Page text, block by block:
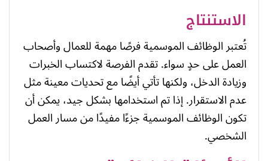
الاستنتاج
تُعتبر الوظائف الموسمية فرصًا مهمة للعمال وأصحاب
العمل على حدٍ سواء. تقدم الفرصة لاكتساب الخبرات
وزيادة الدخل، ولكنها تأتي أيضًا مع تحديات معينة مثل
عدم الاستقرار. إذا تم استخدامها بشكل جيد، يمكن أن
تكون الوظائف الموسمية جزءًا مفيدًا من مسار العمل
الشخصي.